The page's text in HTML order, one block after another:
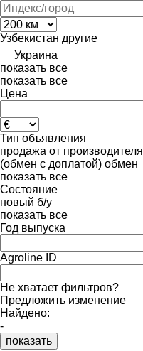
Узбекистан другие
Украина
показать все
показать все
Цена
Тип объявления
продажа от производителя
(обмен с доплатой) обмен
показать все
Состояние
новый б/у
показать все
Год выпуска
Agroline ID
Не хватает фильтров?
Предложить изменение
Найдено:
-
показать